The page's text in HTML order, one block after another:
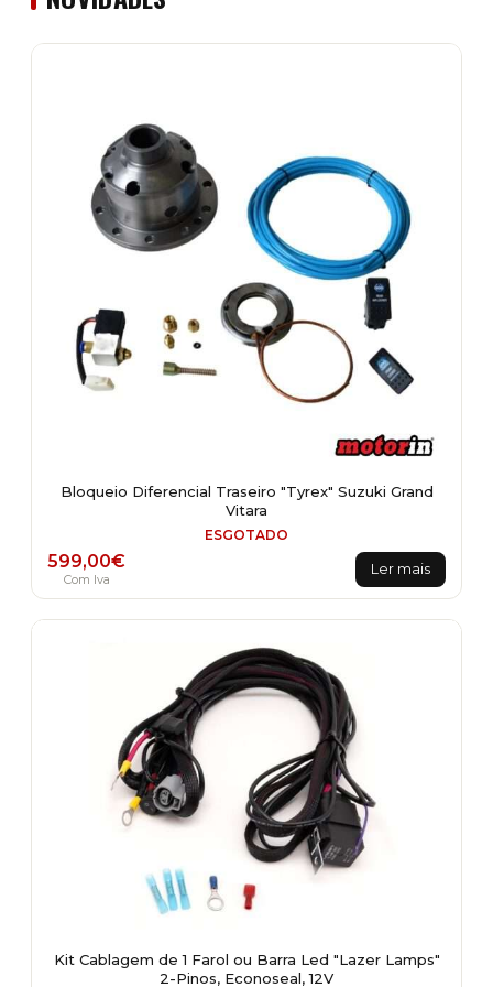
Bloqueio Diferencial Traseiro "Tyrex" Suzuki Grand
Vitara
ESGOTADO
599,00€
Com Iva
Ler mais
Kit Cablagem de 1 Farol ou Barra Led "Lazer Lamps"
2-Pinos, Econoseal, 12V